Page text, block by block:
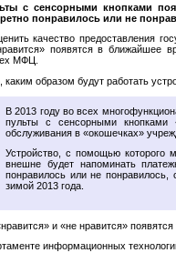
с сенсорными кнопками
понравилось или не
качество предоставления
появятся в ближайшее
МФЦ.
каким образом будут работать
В 2013 году во всех
пульты с сенсорными кнопками
обслуживания в «окошечках»
Устройство, с помощью которого
внешне будет напоминать
понравилось или не
зимой 2013 года.
и «не нравится» появятся
информационных